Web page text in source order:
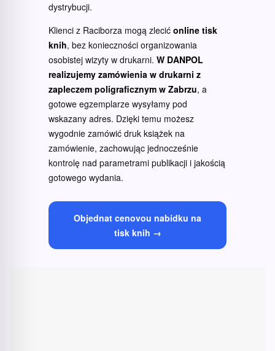
dystrybucji.
Klienci z Raciborza mogą zlecić online tisk
knih, bez konieczności organizowania
osobistej wizyty w drukarni. W DANPOL
realizujemy zamówienia w drukarni z
zapleczem poligraficznym w Zabrzu, a
gotowe egzemplarze wysyłamy pod
wskazany adres. Dzięki temu możesz
wygodnie zamówić druk książek na
zamówienie, zachowując jednocześnie
kontrolę nad parametrami publikacji i jakością
gotowego wydania.
Objednat cenovou nabídku na
tisk knih →